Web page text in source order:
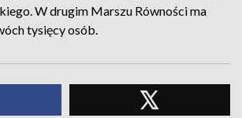
W drugim Marszu Równości ma
tysięcy osób.